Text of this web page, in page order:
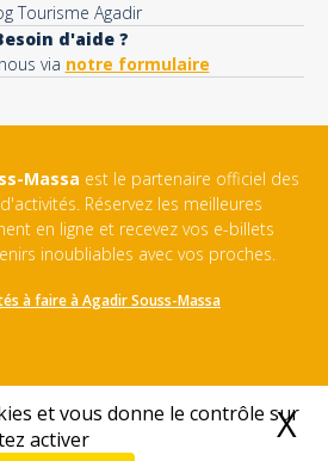
et vous donne le contrôle sur
activer
X
Tourisme Agadir
d'aide ?
via notre formulaire
Massa est le partenaire officiel des
Réservez les meilleures
en ligne et recevez vos e-billets
inoubliables avec vos proches.
à faire àAgadir Souss-Massa
vente-Politique de confidentialité-